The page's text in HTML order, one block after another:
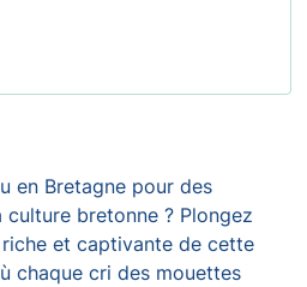
en Bretagne pour des
bretonne ? Plongez
et captivante de cette
chaque cri des mouettes